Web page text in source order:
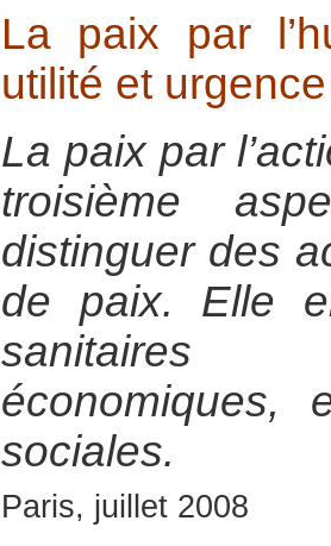
La paix par
utilité et urgence
La paix par
troisième
distinguer des
de paix. Elle
sanitaires
économiques,
sociales.
Paris, juillet 2008